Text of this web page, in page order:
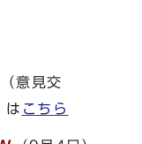
意見交
は こちら